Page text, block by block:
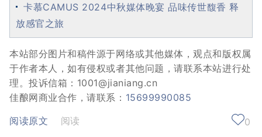
卡慕CAMUS 2024中秋媒体晚宴 品味传世馥香 释
放感官之旅
本站部分图片和稿件源于网络或其他媒体，观点和版权属
于作者本人，如有侵权或者其他问题，请联系本站进行处
理。投诉信箱：1001@jianiang.cn
佳酿网商业合作，请联系： 15699990085
阅读原文
阅读 0